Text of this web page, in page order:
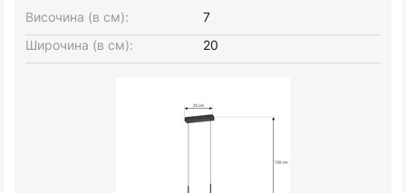
Широчина (в см): 20
Височина (в см): 7